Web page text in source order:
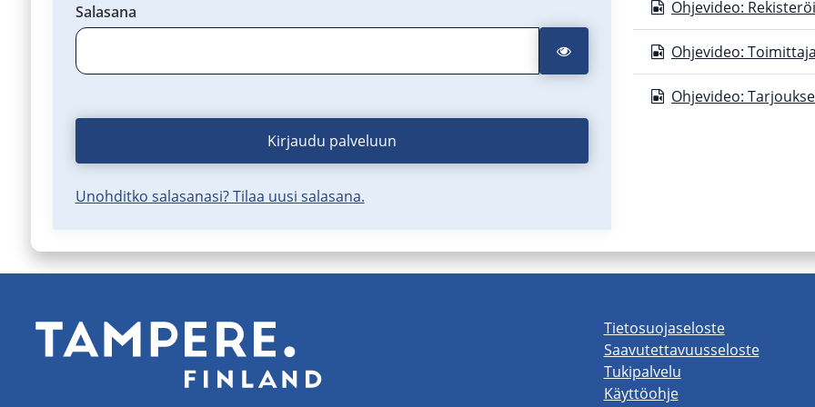
Salasana
Kirjaudu palveluun
Unohditko salasanasi? Tilaa uusi salasana.
Ohjevideo:
Ohjevideo:
Ohjevideo:
Tietosuojaseloste
Saavutettavuusseloste
Tukipalvelu
Käyttöohje